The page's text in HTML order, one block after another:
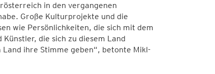
in den vergangenen
Große Kulturprojekte und die
wie Persönlichkeiten, die sich mit dem
die sich zu diesem Land
ihre Stimme geben“, betonte Mikl-